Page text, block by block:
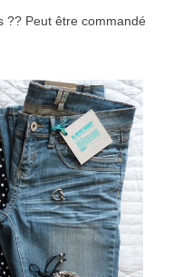
?? Peut être commandé